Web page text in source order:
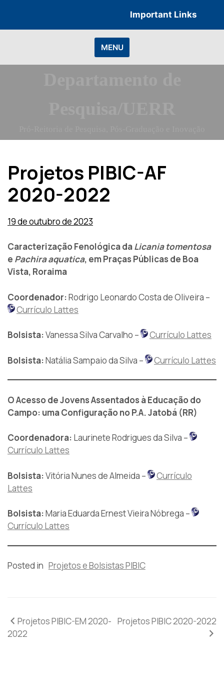
content
Important Links
MENU
Projetos PIBIC-AF
2020-2022
19 de outubro de 2023
Caracterização Fenológica daLicania tomentosa
e Pachira aquatica, em Praças Públicas de Boa
Vista, Roraima
Coordenador:Rodrigo Leonardo Costa de Oliveira –
Currículo Lattes
Bolsista:Vanessa Silva Carvalho – Currículo Lattes
Bolsista:Natália Sampaio da Silva – Currículo Lattes
O Acesso de Jovens Assentados à Educação do
Campo: uma Configuração no P.A. Jatobá (RR)
Coordenadora: Laurinete Rodrigues da Silva –
Currículo Lattes
Bolsista:Vitória Nunes de Almeida –
Currículo
Lattes
Bolsista:Maria Eduarda Ernest Vieira Nóbrega –
Currículo Lattes
Posted in Projetos e Bolsistas PIBIC
Navegação
Projetos PIBIC-EM 2020-
2022
Projetos PIBIC 2020-2022